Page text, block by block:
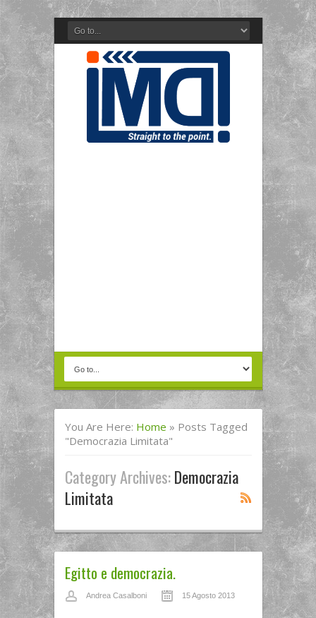
You Are Here: Home » Posts Tagged
"democrazia Limitata"
Category Archives:Democrazia
Limitata
Egitto e democrazia.
Andrea Casalboni 15 Agosto 2013